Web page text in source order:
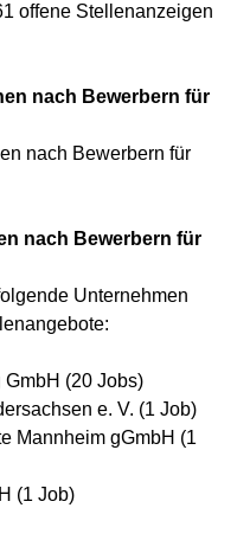
offene Stellenanzeigen
nach Bewerbern für
nach Bewerbern für
nach Bewerbern für
Unternehmen
(20 Jobs)
e. V. (1 Job)
Mannheim gGmbH (1
(1 Job)